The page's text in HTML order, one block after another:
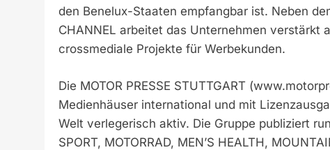
den Benelux-Staaten empfangbar ist. Neben
CHANNEL arbeitet das Unternehmen verstärkt
crossmediale Projekte für Werbekunden.
Die MOTOR PRESSE STUTTGART
Medienhäuser international und mit
Welt verlegerisch aktiv. Die Gruppe publiziert
SPORT, MOTORRAD, MEN’S HEALTH,